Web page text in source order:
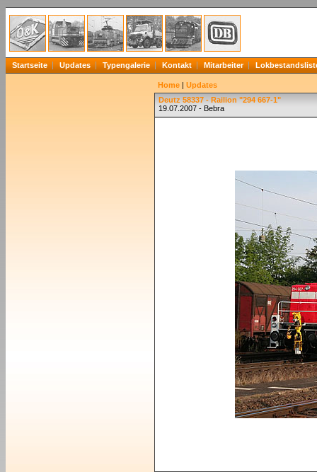
Startseite Updates Typengalerie Kontakt Mitarbeiter
Home | Updates
Deutz 58337 - Railion "294 667-1"
19.07.2007 - Bebra